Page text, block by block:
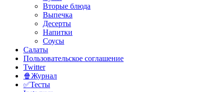
Вторые блюда
Выпечка
Десерты
Напитки
Соусы
Салаты
Пользовательское соглашение
Twitter
🍿Журнал
✅Тесты